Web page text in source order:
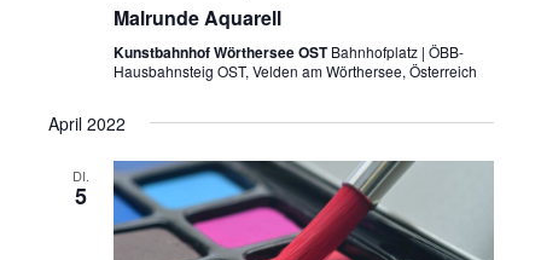
Malrunde Aquarell
Kunstbahnhof Wörthersee OSTBahnhofplatz | ÖBB-
Hausbahnsteig OST, Velden am Wörthersee, Österreich
April 2022
DI.
5